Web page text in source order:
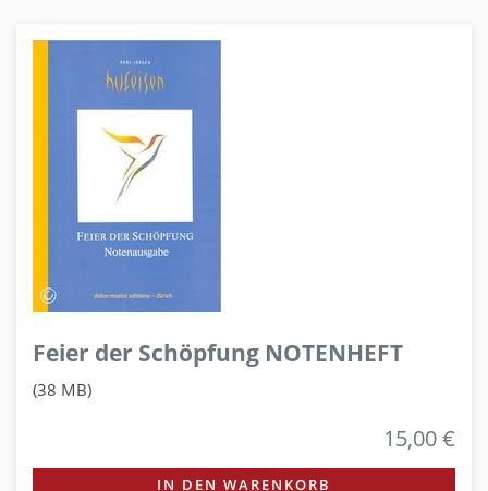
Feier der Schöpfung NOTENHEFT
(38 MB)
15,00 €
IN DEN WARENKORB